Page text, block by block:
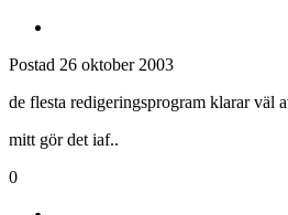
Postad 26 oktober 2003
de flesta redigeringsprogram klarar väl
mitt gör det iaf..
0